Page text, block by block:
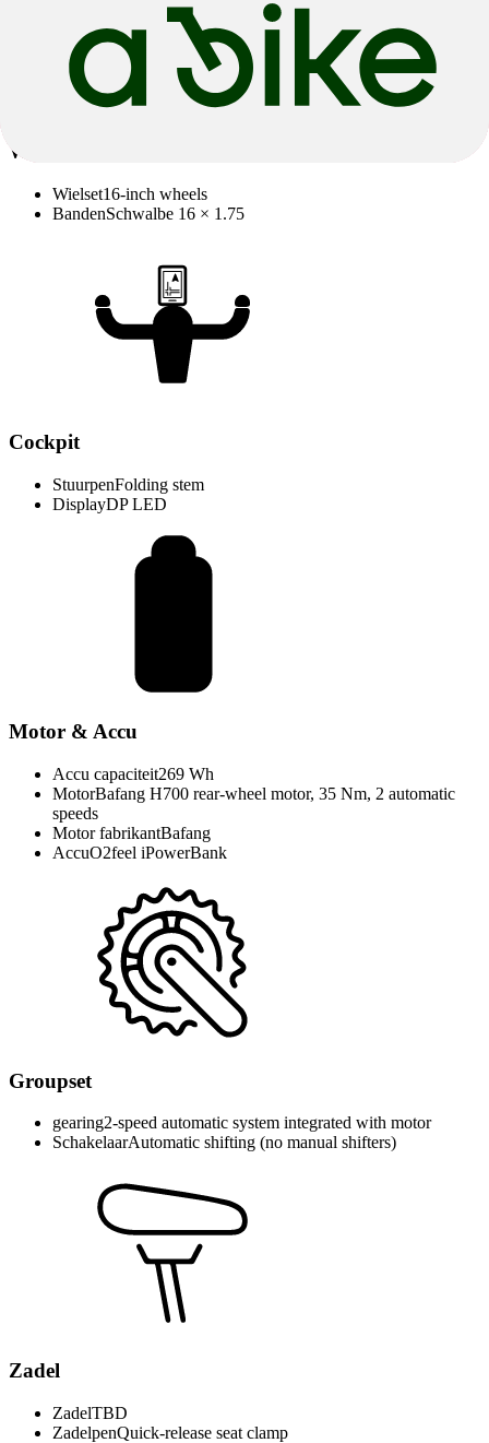
Wielen & Banden
Wielset16-inch wheels
BandenSchwalbe 16 × 1.75
Cockpit
StuurpenFolding stem
DisplayDP LED
Motor & Accu
Accu capaciteit269 Wh
MotorBafang H700 rear-wheel motor, 35 Nm, 2 automatic
speeds
Motor fabrikantBafang
AccuO2feel iPowerBank
Groupset
gearing2-speed automatic system integrated with motor
SchakelaarAutomatic shifting (no manual shifters)
Zadel
ZadelTBD
ZadelpenQuick-release seat clamp